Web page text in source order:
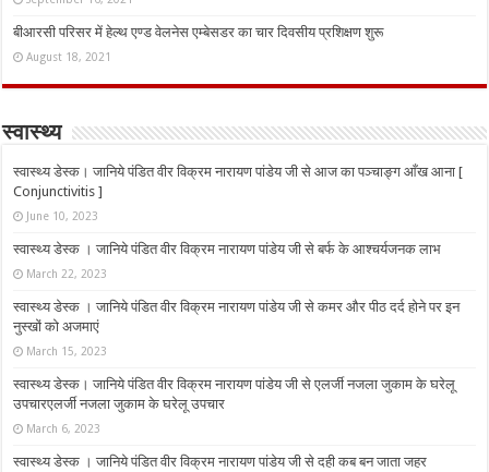
बीआरसी परिसर में हेल्थ एण्ड वेलनेस एम्बेसडर का चार दिवसीय प्रशिक्षण शुरू
August 18, 2021
स्वास्थ्य
स्वास्थ्य डेस्क। जानिये पंडित वीर विक्रम नारायण पांडेय जी से आज का पञ्चाङ्ग आँख आना [
Conjunctivitis ]
June 10, 2023
स्वास्थ्य डेस्क । जानिये पंडित वीर विक्रम नारायण पांडेय जी से बर्फ के आश्चर्यजनक लाभ
March 22, 2023
स्वास्थ्य डेस्क । जानिये पंडित वीर विक्रम नारायण पांडेय जी से कमर और पीठ दर्द होने पर इन
नुस्‍खों को अजमाएं
March 15, 2023
स्वास्थ्य डेस्क। जानिये पंडित वीर विक्रम नारायण पांडेय जी से एलर्जी नजला जुकाम के घरेलू
उपचारएलर्जी नजला जुकाम के घरेलू उपचार
March 6, 2023
स्वास्थ्य डेस्क । जानिये पंडित वीर विक्रम नारायण पांडेय जी से दही कब बन जाता जहर